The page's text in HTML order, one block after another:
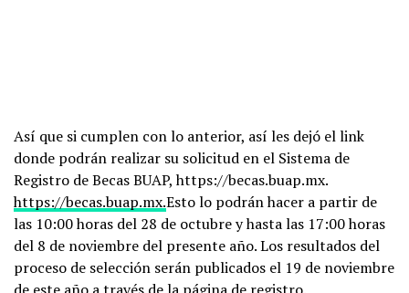
Así que si cumplen con lo anterior, así les dejó el link
donde podrán realizar su solicitud en el Sistema de
Registro de Becas BUAP, https://becas.buap.mx.
https://becas.buap.mx.Esto lo podrán hacer a partir de
las 10:00 horas del 28 de octubre y hasta las 17:00 horas
del 8 de noviembre del presente año. Los resultados del
proceso de selección serán publicados el 19 de noviembre